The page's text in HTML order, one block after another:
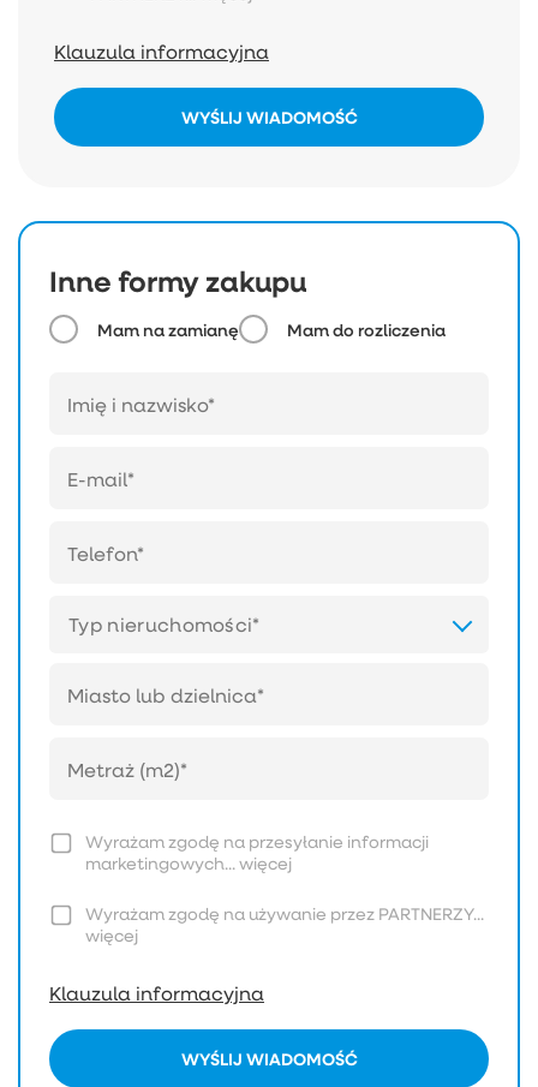
Klauzula informacyjna
WYŚLIJ WIADOMOŚĆ
Inne formy zakupu
Mam na zamianę Mam do rozliczenia
Typ nieruchomości*
Wyrażam zgodę na przesyłanie informacji
marketingowych...więcej
Wyrażam zgodę na używanie przez PARTNERZY...
więcej
Klauzula informacyjna
WYŚLIJ WIADOMOŚĆ